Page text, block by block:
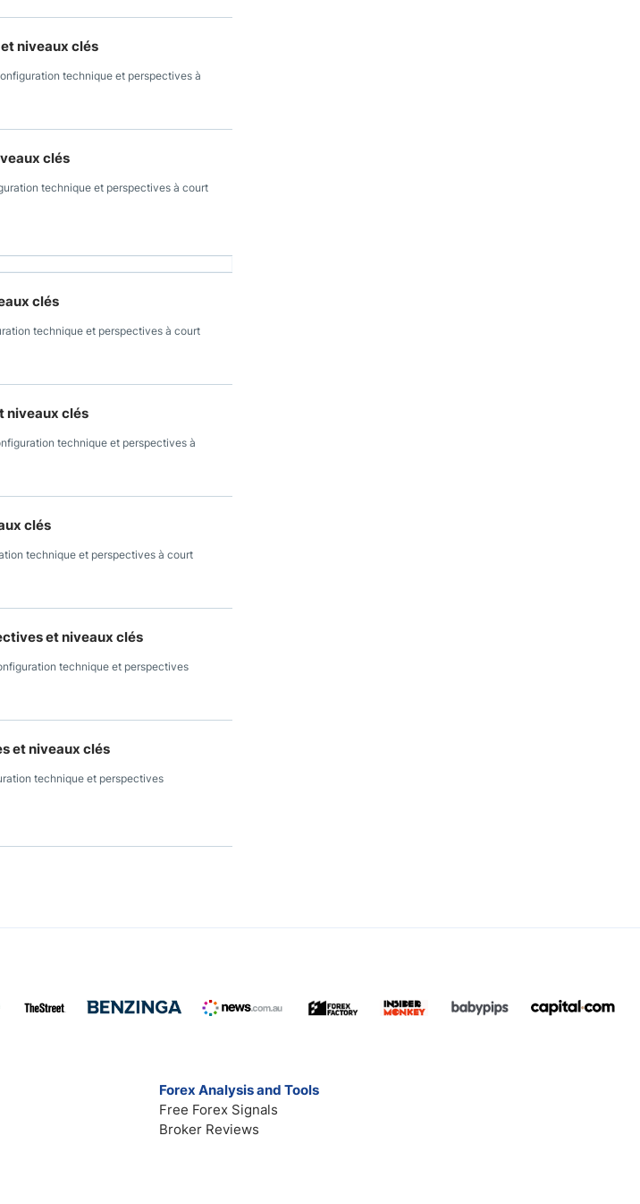
niveaux clés
technique et perspectives à
clés
technique et perspectives à court
clés
technique et perspectives à court
niveaux clés
technique et perspectives à
clés
technique et perspectives à court
et niveaux clés
technique et perspectives
et niveaux clés
technique et perspectives
Forex Analysis and Tools
Free Forex Signals
Broker Reviews